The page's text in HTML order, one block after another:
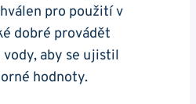
pro použití v
dobré provádět
aby se ujistil
hodnoty.